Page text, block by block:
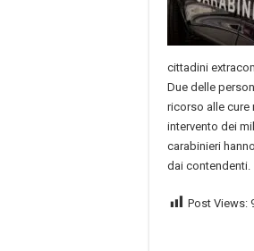
cittadini
Due delle
ricorso alle cure
intervento dei
carabinieri
dai contendenti.
Post Views: